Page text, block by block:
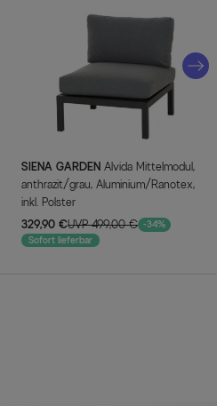
SIENA GARDEN
anthrazit/grau, Aluminium/Ranotex,
inkl. Polster
329,90 €UVP 499,00 € -34%
Sofort lieferbar